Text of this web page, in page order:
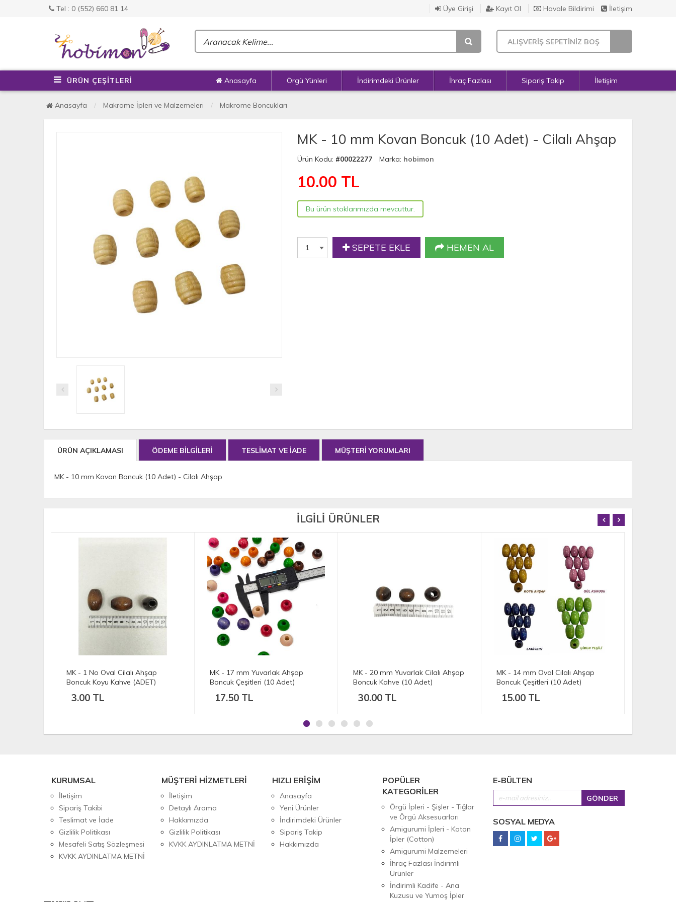
Tel : 0 (552) 660 81 14 Üye Girişi Kayıt Ol Havale Bildirimi İletişim
ALIŞVERİŞ SEPETİNİZ BOŞ
ÜRÜN ÇEŞİTLERİ Anasayfa Örgü Yünleri İndirimdeki Ürünler İhraç Fazlası Sipariş Takip İletişim
Anasayfa Makrome İpleri ve Malzemeleri Makrome Boncukları
MK - 10 mm Kovan Boncuk (10 Adet) - Cilalı Ahşap
Ürün Kodu: #00022277 Marka: hobimon
10.00 TL
Bu ürün stoklarımızda mevcuttur.
SEPETE EKLE HEMEN AL
ÜRÜN AÇIKLAMASI ÖDEME BİLGİLERİ TESLİMAT VE İADE MÜŞTERİ YORUMLARI
MK - 10 mm Kovan Boncuk (10 Adet) - Cilalı Ahşap
İLGİLİ ÜRÜNLER
MK - 17 mm Yuvarlak Ahşap
Boncuk Çeşitleri (10 Adet)
17.50 TL
MK - 20 mm Yuvarlak Cilalı Ahşap
Boncuk Kahve (10 Adet)
30.00 TL
MK - 14 mm Oval Cilalı Ahşap
Boncuk Çeşitleri (10 Adet)
15.00 TL
MK - 15 mm Oval Cilalı Ahşap
Boncuk Çeşitleri (10 Adet)
15.00 TL
KURUMSAL
İletişim
Sipariş Takibi
Teslimat ve İade
Gizlilik Politikası
Mesafeli Satış Sözleşmesi
KVKK AYDINLATMA METNİ
MÜŞTERİ HİZMETLERİ
İletişim
Detaylı Arama
Hakkımızda
Gizlilik Politikası
KVKK AYDINLATMA METNİ
HIZLI ERİŞİM
Anasayfa
Yeni Ürünler
İndirimdeki Ürünler
Sipariş Takip
Hakkımızda
POPÜLER
KATEGORİLER
Örgü İpleri - Şişler - Tığlar
ve Örgü Aksesuarları
Amigurumi İpleri - Koton
İpler (Cotton)
Amigurumi Malzemeleri
İhraç Fazlası İndirimli
Ürünler
İndirimli Kadife - Ana
Kuzusu ve Yumoş İpler
E-BÜLTEN
SOSYAL MEDYA